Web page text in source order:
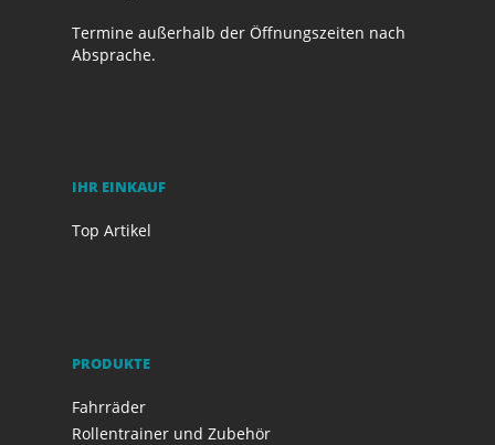
Termine außerhalb der Öffnungszeiten nach
Absprache.
IHR EINKAUF
Top Artikel
PRODUKTE
Fahrräder
Rollentrainer und Zubehör